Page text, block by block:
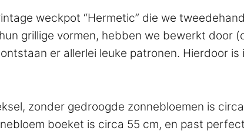
weckpot “Hermetic” die we
grillige vormen, hebben we bewerkt door
er allerlei leuke patronen. Hierdoor
zonder gedroogde zonnebloemen is
boeket is circa 55 cm, en past